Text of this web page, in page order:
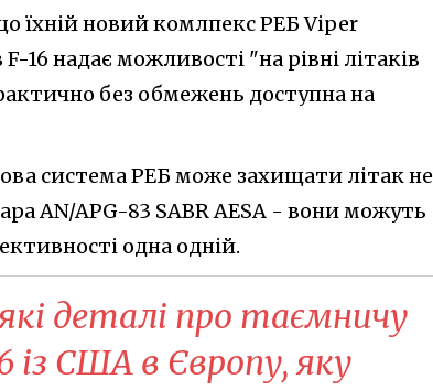
їхній новий комлпекс РЕБ Viper
16 надає можливості "на рівні літаків
без обмежень доступна на
система РЕБ може захищати літак не
AN/APG-83 SABR AESA - вони можуть
одна одній.
деталі про таємничу
із США в Європу, яку